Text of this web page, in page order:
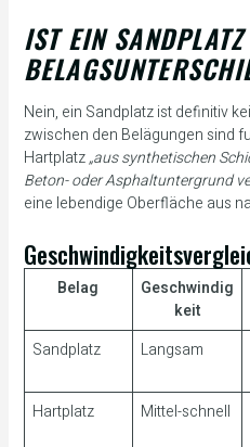
IST EIN
Nein, ein Sandplatz ist definitiv
zwischen den Belägungen sind
Hartplatz„aus synthetischen
Beton- oder Asphaltuntergrund
eine lebendige Oberfläche aus
Belag
Geschwindig
keit
Sandplatz
Langsam
Hartplatz
Mittel-schnell